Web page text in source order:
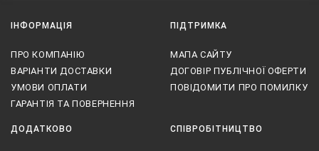
ІНФОРМАЦІЯ
ПРО КОМПАНІЮ
ВАРІАНТИ ДОСТАВКИ
УМОВИ ОПЛАТИ
ГАРАНТІЯ ТА ПОВЕРНЕННЯ
ПІДТРИМКА
МАПА САЙТУ
ДОГОВІР ПУБЛІЧНОЇ ОФЕРТИ
ПОВІДОМИТИ ПРО ПОМИЛКУ
ДОДАТКОВО СПІВРОБІТНИЦТВО